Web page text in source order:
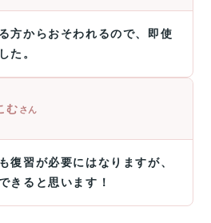
方からおそわれるので、即使
た。
む さん
復習が必要にはなりますが、
きると思います！